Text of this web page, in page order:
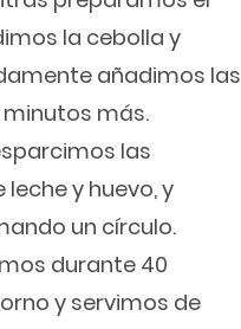
la cebolla y
añadimos las
más.
las
y huevo, y
un círculo.
durante 40
y servimos de